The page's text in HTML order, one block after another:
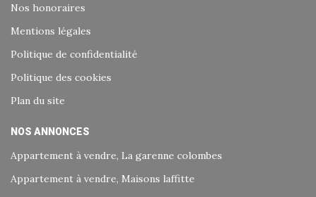
Nos honoraires
Mentions légales
Politique de confidentialité
Politique des cookies
Plan du site
NOS ANNONCES
Appartement à vendre, La garenne colombes
Appartement à vendre, Maisons laffitte